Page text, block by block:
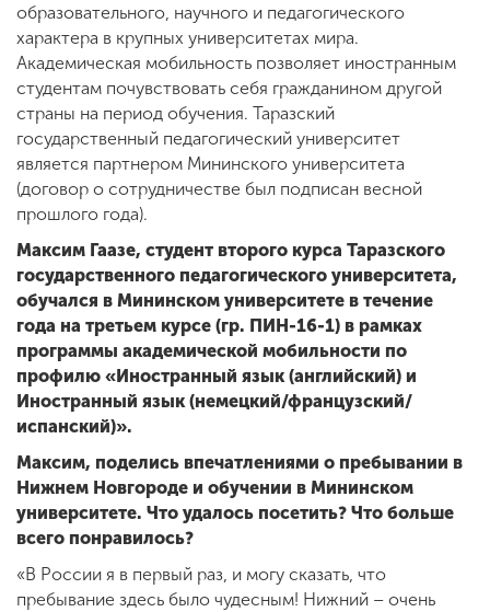
образовательного, научного и педагогического
характера в крупных университетах мира.
Академическая мобильность позволяет иностранным
студентам почувствовать себя гражданином другой
страны на период обучения. Таразский
государственный педагогический университет
является партнером Мининского университета
(договор о сотрудничестве был подписан весной
прошлого года).
Максим Гаазе, студент второго курса Таразского
государственного педагогического университета,
обучался в Мининском университете в течение
года на третьем курсе (гр. ПИН-16-1) в рамках
программы академической мобильности по
профилю «Иностранный язык (английский) и
Иностранный язык (немецкий/французский/
испанский)».
Максим, поделись впечатлениями о пребывании в
Нижнем Новгороде и обучении в Мининском
университете. Что удалось посетить? Что больше
всего понравилось?
«В России я в первый раз, и могу сказать, что
пребывание здесь было чудесным! Нижний – очень